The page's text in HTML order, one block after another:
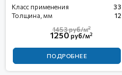
Класс применения
33
Толщина, мм
12
1250руб/м2
1453руб/м2
ПОДРОБНЕЕ